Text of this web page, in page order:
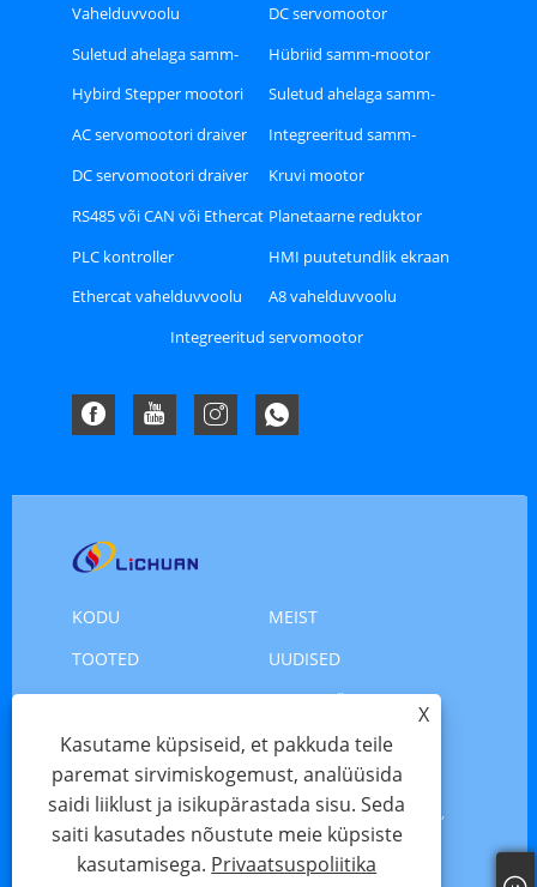
Vahelduvvoolu
servomootor
DC servomootor
Suletud ahelaga samm-
mootor
Hübriid samm-mootor
Hybird Stepper mootori
juht
Suletud ahelaga samm-
mootori draiver
AC servomootori draiver
Integreeritud samm-
mootor
DC servomootori draiver
Kruvi mootor
RS485 või CAN või Ethercat
Bus tüüpi Stepper Driver
Planetaarne reduktor
PLC kontroller
HMI puutetundlik ekraan
Ethercat vahelduvvoolu
servomootori draiveri
A8 vahelduvvoolu
servomootori draiveri
Integreeritud servomootor
KODU
MEIST
TOOTED
UUDISED
LAE ALLA
SAADA PÄRING
VÕTKE MEIEGA
ÜHENDUST
Autoriõigus © 2025 Shenzhen Xinlichuan Electric Co.,
Ltd. – servomootor, mootori servomootor, samm-
mootor – kõik õigused kaitstud
X
Kasutame küpsiseid, et pakkuda teile
paremat sirvimiskogemust, analüüsida
saidi liiklust ja isikupärastada sisu. Seda
saiti kasutades nõustute meie küpsiste
kasutamisega. Privaatsuspoliitika